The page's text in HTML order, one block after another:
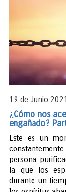
19 de Junio
¿Cómo nos
engañado?
Este es un
persona
la que los
durante un